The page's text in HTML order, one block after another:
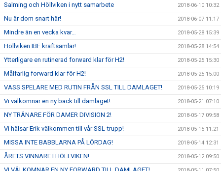
Salming och Höllviken i nytt samarbete 2018-06-10 10:32
Nu är dom snart här! 2018-06-07 11:17
Mindre än en vecka kvar… 2018-05-28 15:39
Höllviken IBF kraftsamlar! 2018-05-28 14:54
Ytterligare en rutinerad forward klar för H2! 2018-05-25 15:30
Målfarlig forward klar för H2! 2018-05-25 15:00
VASS SPELARE MED RUTIN FRÅN SSL TILL DAMLAGET! 2018-05-25 10:19
Vi välkomnar en ny back till damlaget! 2018-05-21 07:10
NY TRÄNARE FÖR DAMER DIVISION 2! 2018-05-17 09:58
Vi hälsar Erik välkommen till vår SSL-trupp! 2018-05-15 11:21
MISSA INTE BABBLARNA PÅ LÖRDAG! 2018-05-14 12:31
ÅRETS VINNARE I HÖLLVIKEN! 2018-05-12 09:50